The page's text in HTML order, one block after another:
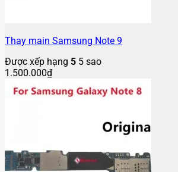
Thay main Samsung Note 9
Được xếp hạng 5 5 sao
1.500.000₫